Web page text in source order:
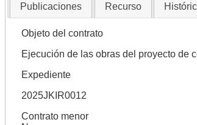
Publicaciones Recurso
Objeto del contrato
Ejecución de las obras del proyecto de
Expediente
2025JKIR0012
Contrato menor